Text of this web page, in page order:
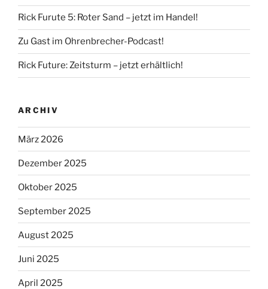
Rick Furute 5: Roter Sand – jetzt im Handel!
Zu Gast im Ohrenbrecher-Podcast!
Rick Future: Zeitsturm – jetzt erhältlich!
ARCHIV
März 2026
Dezember 2025
Oktober 2025
September 2025
August 2025
Juni 2025
April 2025